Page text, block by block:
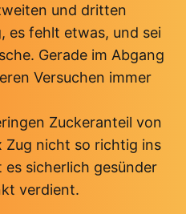
und dritten
es fehlt etwas, und sei
Gerade im Abgang
Versuchen immer
Zuckeranteil von
Zug nicht so richtig ins
sicherlich gesünder
verdient.